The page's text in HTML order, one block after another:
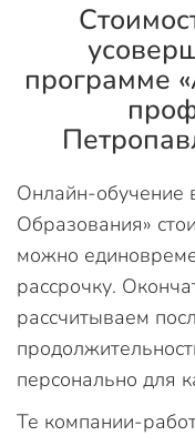
программе
Онлайн-обучение
Образования»
можно
рассрочку.
рассчитываем
персонально для
Те компании-